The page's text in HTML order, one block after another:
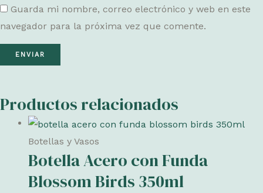
Guarda mi nombre, correo electrónico y web en este
navegador para la próxima vez que comente.
Productos relacionados
Botellas y Vasos
Botella Acero con Funda
Blossom Birds 350ml